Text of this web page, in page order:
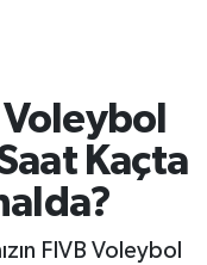
Kaçta
FIVB Voleybol